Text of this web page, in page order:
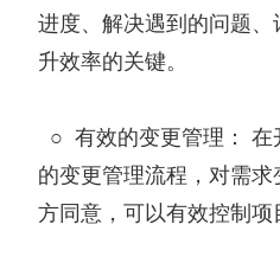
进度、解决遇到的问题
升效率的关键。
○ 有效的变更管理：
的变更管理流程，对需
方同意，可以有效控制